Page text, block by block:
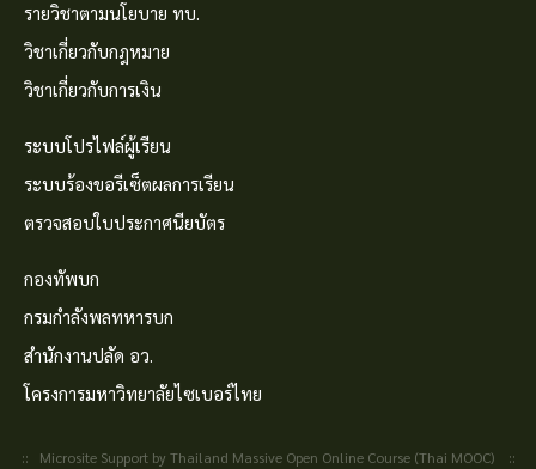
รายวิชาตามนโยบาย ทบ.
วิชาเกี่ยวกับกฎหมาย
วิชาเกี่ยวกับการเงิน
ระบบโปรไฟล์ผู้เรียน
ระบบร้องขอรีเซ็ตผลการเรียน
ตรวจสอบใบประกาศนียบัตร
กองทัพบก
กรมกำลังพลทหารบก
สำนักงานปลัด อว.
โครงการมหาวิทยาลัยไซเบอร์ไทย
:: Microsite Support by Thailand Massive Open Online Course (Thai MOOC) ::